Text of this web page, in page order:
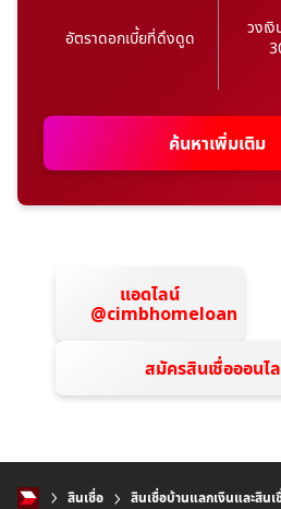
อัตราดอกเบี้ยที่ดึงดูด
วงเ
ค้นหาเพิ่มเติม
แอดไลน์
@cimbhomeloan
สมัครสินเชื่อออนไ
สินเชื่อ สินเชื่อบ้านแลกเงินและสินเ